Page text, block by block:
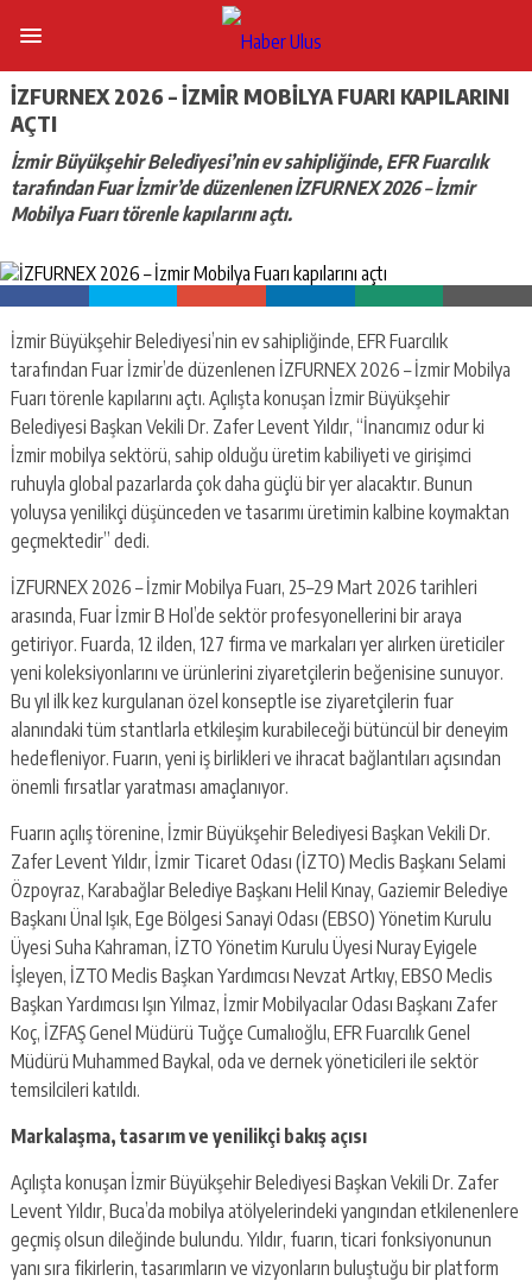
İZFURNEX 2026 – İZMIR MOBILYA FUARI KAPILARINI
AÇTI
İzmir Büyükşehir Belediyesi’nin ev sahipliğinde, EFR Fuarcılık
tarafından Fuar İzmir’de düzenlenen İZFURNEX 2026 – İzmir
Mobilya Fuarı törenle kapılarını açtı.
İzmir Büyükşehir Belediyesi’nin ev sahipliğinde, EFR Fuarcılık
tarafından Fuar İzmir’de düzenlenen İZFURNEX 2026 – İzmir Mobilya
Fuarı törenle kapılarını açtı. Açılışta konuşan İzmir Büyükşehir
Belediyesi Başkan Vekili Dr. Zafer Levent Yıldır, “İnancımız odur ki
İzmir mobilya sektörü, sahip olduğu üretim kabiliyeti ve girişimci
ruhuyla global pazarlarda çok daha güçlü bir yer alacaktır. Bunun
yoluysa yenilikçi düşünceden ve tasarımı üretimin kalbine koymaktan
geçmektedir” dedi.
İZFURNEX 2026 – İzmir Mobilya Fuarı, 25–29 Mart 2026 tarihleri
arasında, Fuar İzmir B Hol’de sektör profesyonellerini bir araya
getiriyor. Fuarda, 12 ilden, 127 firma ve markaları yer alırken üreticiler
yeni koleksiyonlarını ve ürünlerini ziyaretçilerin beğenisine sunuyor.
Bu yıl ilk kez kurgulanan özel konseptle ise ziyaretçilerin fuar
alanındaki tüm stantlarla etkileşim kurabileceği bütüncül bir deneyim
hedefleniyor. Fuarın, yeni iş birlikleri ve ihracat bağlantıları açısından
önemli fırsatlar yaratması amaçlanıyor.
Fuarın açılış törenine, İzmir Büyükşehir Belediyesi Başkan Vekili Dr.
Zafer Levent Yıldır, İzmir Ticaret Odası (İZTO) Meclis Başkanı Selami
Özpoyraz, Karabağlar Belediye Başkanı Helil Kınay, Gaziemir Belediye
Başkanı Ünal Işık, Ege Bölgesi Sanayi Odası (EBSO) Yönetim Kurulu
Üyesi Suha Kahraman, İZTO Yönetim Kurulu Üyesi Nuray Eyigele
İşleyen, İZTO Meclis Başkan Yardımcısı Nevzat Artkıy, EBSO Meclis
Başkan Yardımcısı Işın Yılmaz, İzmir Mobilyacılar Odası Başkanı Zafer
Koç, İZFAŞ Genel Müdürü Tuğçe Cumalıoğlu, EFR Fuarcılık Genel
Müdürü Muhammed Baykal, oda ve dernek yöneticileri ile sektör
temsilcileri katıldı.
Markalaşma, tasarım ve yenilikçi bakış açısı
Açılışta konuşan İzmir Büyükşehir Belediyesi Başkan Vekili Dr. Zafer
Levent Yıldır, Buca’da mobilya atölyelerindeki yangından etkilenenlere
geçmiş olsun dileğinde bulundu. Yıldır, fuarın, ticari fonksiyonunun
yanı sıra fikirlerin, tasarımların ve vizyonların buluştuğu bir platform